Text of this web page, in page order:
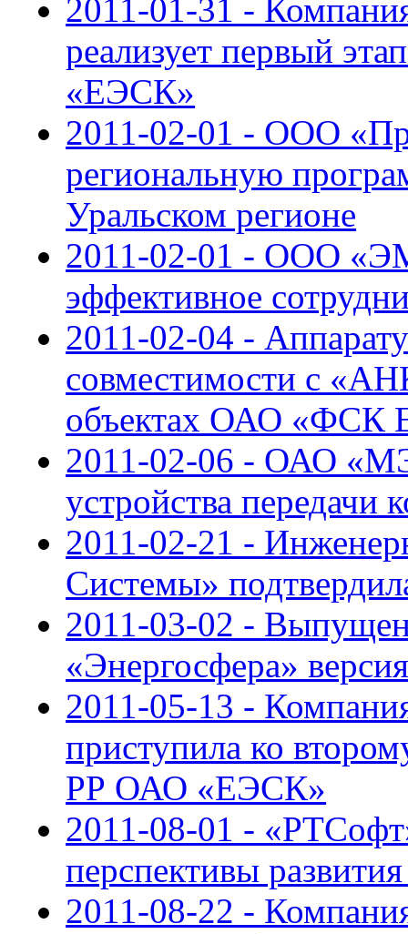
2011-01-31 -
реализует первый
«ЕЭСК»
2011-02-01 - ООО
региональную
Уральском регионе
2011-02-01 - ООО
эффективное
2011-02-04 -
совместимости с
объектах ОАО «ФСК
2011-02-06 - ОАО
устройства передачи
2011-02-21 -
Системы»
2011-03-02 -
«Энергосфера»
2011-05-13 -
приступила ко
РР ОАО «ЕЭСК»
2011-08-01 -
перспективы
2011-08-22 -